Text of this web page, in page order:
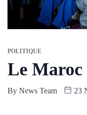
POLITIQUE
Le Maroc
By News Team 23